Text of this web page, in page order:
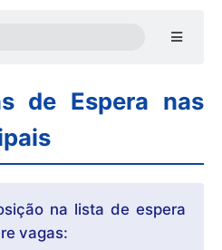
Saúde de Lins
de mães ou
deficiência
de Espera nas
na lista de espera
vagas: